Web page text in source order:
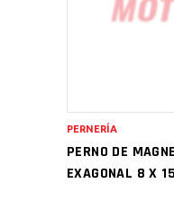
PERNO DE
EXAGONAL 8 X 15
PERNERÍA